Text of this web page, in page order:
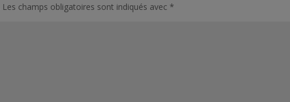
Les champs obligatoires sont indiqués avec *